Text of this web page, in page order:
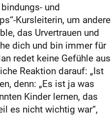
und
Kursleiterin, um andere
das Urvertrauen und
dich und bin immer für
redet keine Gefühle aus
Reaktion darauf: „Ist
denn: „Es ist ja was
Kinder lernen, das
es nicht wichtig war“,